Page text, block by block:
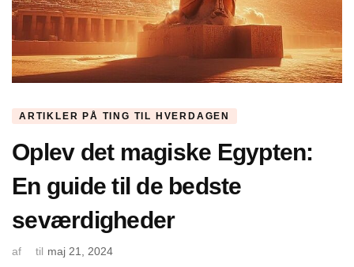
ARTIKLER PÅ TING TIL HVERDAGEN
Oplev det magiske Egypten:
En guide til de bedste
seværdigheder
af til maj 21, 2024